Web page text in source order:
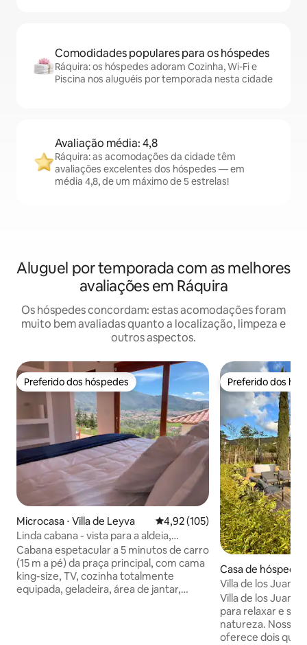
Comodidades populares para os hóspedes
Ráquira: os hóspedes adoram Cozinha, Wi-Fi e
Piscina nos aluguéis por temporada nesta cidade
Avaliação média: 4,8
Ráquira: as acomodações da cidade têm
avaliações excelentes dos hóspedes — em
média 4,8, de um máximo de 5 estrelas!
Aluguel por temporada com as melhores
avaliações em Ráquira
Os hóspedes concordam: estas acomodações foram
muito bem avaliadas quanto a localização, limpeza e
outros aspectos.
Preferido dos hóspedes
Preferido dos hóspedes
Microcasa ⋅ Villa de Leyva 4,92 de uma avaliação média de
4,92 (105)
Linda cabana - vista para a aldeia,
cozinha, Wi-Fi e TV
Cabana espetacular a 5 minutos de carro
(15 m a pé) da praça principal, com cama
king-size, TV, cozinha totalmente
equipada, geladeira, área de jantar,
Preferido dos
Preferido dos
Casa de hóspedes
Leyva
Villa de los
com jacuzzi
Villa de los
para relaxar e se
natureza. Nossa
oferece dois